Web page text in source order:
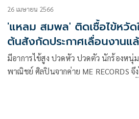
26 เมษายน 2566
'แหลม สมพล' ติดเชื้อไข้หวั
ต้นสังกัดประกาศเลื่อนงานแ
มีอาการไข้สูง ปวดหัว ปวดตัว นักร้องห
พาณิชย์ ศิลปินจากค่าย ME RECORDS จึ